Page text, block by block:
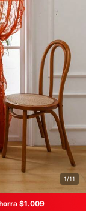
1/11
$1.009